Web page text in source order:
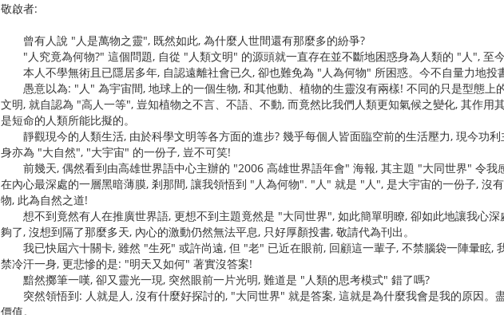
敬啟者:
曾有人說 "人是萬物之靈", 既然如此, 為什麼人世間還有那麼多的紛爭?
"人究竟為何物?" 這個問題, 自從 "人類文明" 的源頭就一直存在並不斷地困惑身為人類的 "人", 至今
本人不學無術且已隱居多年, 自認遠離社會已久, 卻也難免為 "人為何物" 所困惑。今不自量力地投
愚意以為: "人" 為宇宙間, 地球上的一個生物, 和其他動、植物的生靈沒有兩樣! 不同的只是型態上
文明, 就自認為 "高人一等", 豈知植物之不言、不語、不動, 而竟然比我們人類更知氣候之變化, 其作用
是短命的人類所能比擬的。
靜觀現今的人類生活, 由於科學文明等各方面的進步? 幾乎每個人皆面臨空前的生活壓力, 現今功
身亦為 "大自然", "大宇宙" 的一份子, 豈不可笑!
前幾天, 偶然看到由高雄世界語中心主辦的 "2006 高雄世界語年會" 海報, 其主題 "大同世界" 令我
在內心最深處的一層黑暗薄膜, 剎那間, 讓我領悟到 "人為何物". "人" 就是 "人", 是大宇宙的一份子, 沒
物, 此為自然之道!
想不到竟然有人在推廣世界語, 更想不到主題竟然是 "大同世界", 如此簡單明瞭, 卻如此地讓我心深
夠了, 沒想到隔了那麼多天, 內心的激動仍然無法平息, 只好厚顏投書, 敬請代為刊出。
我已快屆六十關卡, 雖然 "生死" 或許尚遠, 但 "老" 已近在眼前, 回顧這一輩子, 不禁腦袋一陣暈眩,
禁冷汗一身, 更悲慘的是: "明天又如何" 著實沒答案!
黯然擲筆一嘆, 卻又靈光一現, 突然眼前一片光明, 難道是 "人類的思考模式" 錯了嗎?
突然領悟到: 人就是人, 沒有什麼好探討的, "大同世界" 就是答案, 這就是為什麼我會是我的原因。
價值。